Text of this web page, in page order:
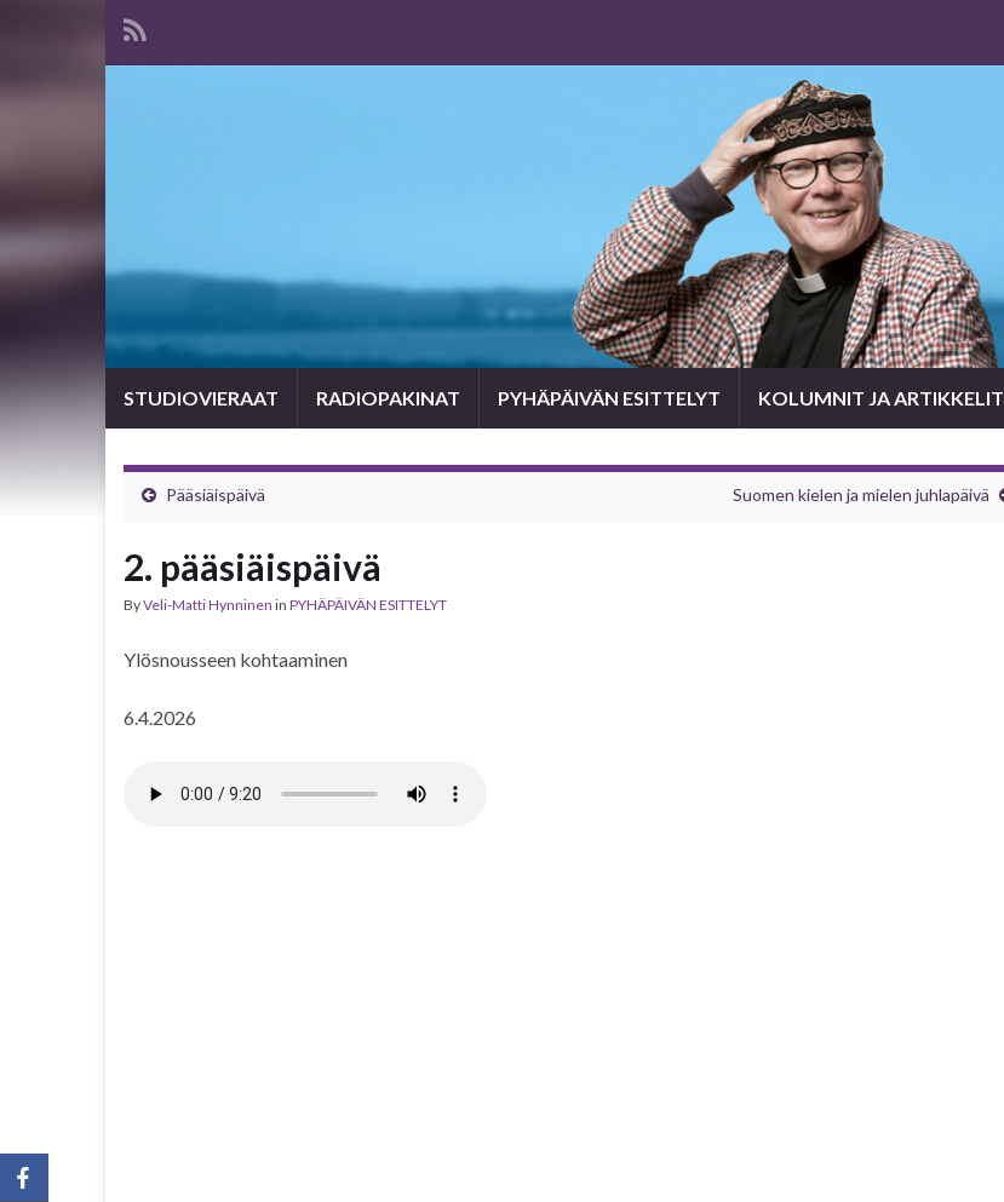
STUDIOVIERAAT RADIOPAKINAT PYHÄPÄIVÄN ESITTELYT KOLUMNIT JA ARTIKKELIT
Pääsiäispäivä Suomen kielen ja mielen juhlapäivä
2. pääsiäispäivä
ByVeli-Matti Hynninen in PYHÄPÄIVÄN ESITTELYT
Ylösnousseen kohtaaminen
6.4.2026